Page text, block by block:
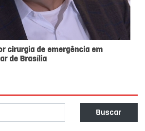
cirurgia de emergência em
de Brasília
Buscar